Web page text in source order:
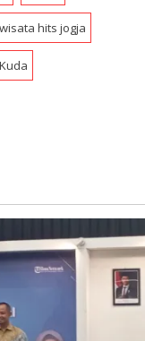
wisata hits jogja